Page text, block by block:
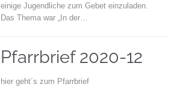
einige Jugendliche zum Gebet einzuladen.
Das Thema war „In der…
Pfarrbrief 2020-12
hier geht´s zum Pfarrbrief